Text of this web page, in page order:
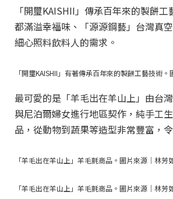
「開璽KAISHII」傳承百年來的製餅
都滿溢幸福味、「源源鋼藝」台灣真
細心照料飲料人的需求。
「開璽KAISHII」有著傳承百年來的製餅工藝技術
最可愛的是「羊毛出在羊山上」由台
與尼泊爾婦女進行地區契作，純手工
品，從動物到蔬果等造型非常豐富，
「羊毛出在羊山上」羊毛氈商品。圖片來源｜林芳
「羊毛出在羊山上」羊毛氈商品。圖片來源｜林芳